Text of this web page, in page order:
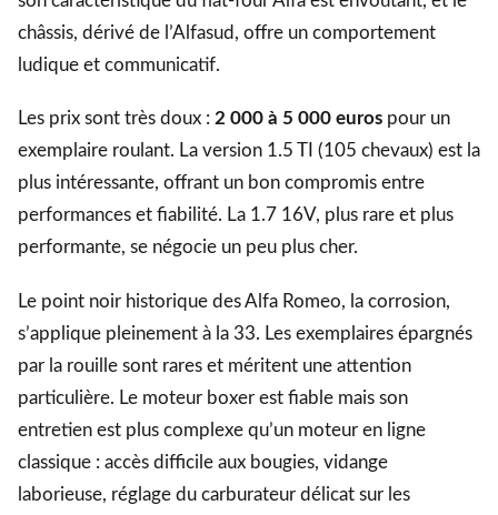
châssis, dérivé de l’Alfasud, offre un comportement
ludique et communicatif.
Les prix sont très doux : 2 000 à 5 000 euros pour un
exemplaire roulant. La version 1.5 TI (105 chevaux) est la
plus intéressante, offrant un bon compromis entre
performances et fiabilité. La 1.7 16V, plus rare et plus
performante, se négocie un peu plus cher.
Le point noir historique des Alfa Romeo, la corrosion,
s’applique pleinement à la 33. Les exemplaires épargnés
par la rouille sont rares et méritent une attention
particulière. Le moteur boxer est fiable mais son
entretien est plus complexe qu’un moteur en ligne
classique : accès difficile aux bougies, vidange
laborieuse, réglage du carburateur délicat sur les